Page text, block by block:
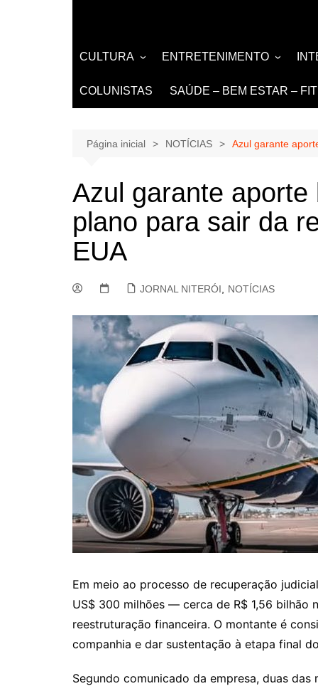
CULTURA
LITERATURA
LIVROS
INTERNET
ENTRETENIMENTO
MÚSICA
EVENTOS E SHOWS
COLUNISTAS SAÚDE – BEM ESTAR –
Página inicial NOTÍCIAS Azul garante
Azul garante
plano para sair da
EUA
JORNAL NITERÓI NOTÍCIAS
Em meio ao processo de recuperação
US$ 300 milhões — cerca de R$ 1,56
reestruturação financeira. O montante é
companhia e dar sustentação à etapa final
Segundo comunicado da empresa, duas